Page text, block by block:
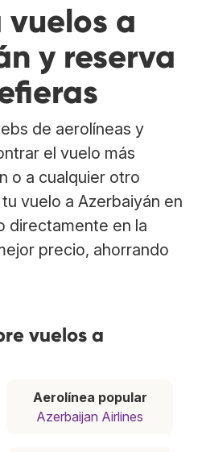
a
y reserva
de aerolíneas y
el vuelo más
o a cualquier otro
vuelo a Azerbaiyán en
directamente en la
precio, ahorrando
vuelos a
Aerolínea popular
Azerbaijan Airlines